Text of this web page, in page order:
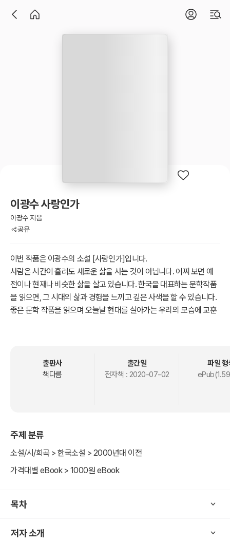
이광수 사랑인가
이광수 지음
공유
이번 작품은 이광수의 소설 [사랑인가]입니다.
사람은 시간이 흘러도 새로운 삶을 사는 것이 아닙니다. 어찌 보면 예
전이나 현재나 비슷한 삶을 살고 있습니다. 한국을 대표하는 문학작품
을 읽으면, 그 시대의 삶과 경험을 느끼고 깊은 사색을 할 수 있습니다.
좋은 문학 작품을 읽으며 오늘날 현대를 살아가는 우리의 모습에 교훈
출판사
책다름
출간일
전자책 : 2020-07-02
파일 형
주제 분류
소설/시/희곡 > 한국소설 > 2000년대 이전
가격대별 eBook > 1000원 eBook
목차
저자 소개